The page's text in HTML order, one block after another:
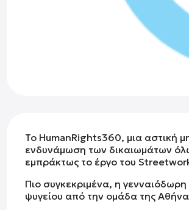
Το HumanRights360, μια αστική
ενδυνάμωση των δικαιωμάτων
εμπράκτως το έργο του
Πιο συγκεκριμένα, η
ψυγείου από την ομάδα της